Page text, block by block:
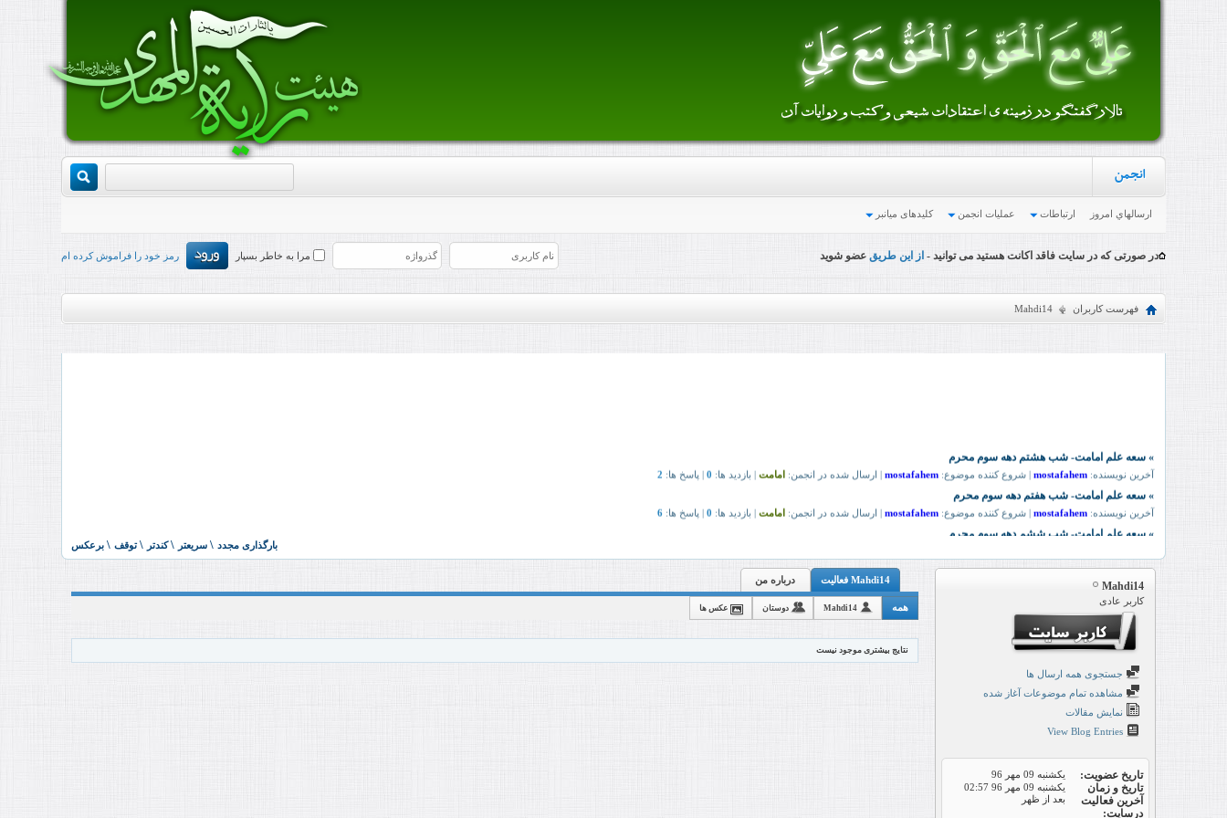
انجمن
ارسالهاي امروز ارتباطات عملیات انجمن کلیدهای میانبر
در صورتی که در سایت فاقد اکانت هستید می توانید - از این طریقعضو شوید مرا به خاطر بسپار رمز خود را فراموش کرده ام
فهرست کاربران Mahdi14
Mahdi14
کاربر عادی
جستجوی همه ارسال ها
مشاهده تمام موضوعات آغاز شده
نمایش مقالات
View Blog Entries
تاریخ عضویت یکشنبه 09 مهر 96
تاریخ و زمان
آخرین فعالیت
درسایت
یکشنبه 09 مهر 96
02:57
بعد از ظهر
Mahdi14 فعالیت درباره من
همه Mahdi14 دوستان عکس ها
نتایج بیشتری موجود نیست